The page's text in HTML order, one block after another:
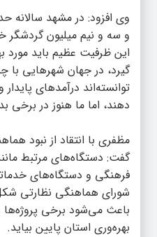
و سه و نیم میلیون گردشگر
این ظرفیت عظیم باید مورد
گیرد، در جهان شهرهایی
توانسته‌اند درآمدهای پایدار
دهند، اما ما هنوز در برخی
مظفری با انتقاد از نبود
گفت: دستگاه‌های مرتبط
فرهنگی و دستگاه‌های
شورای هماهنگی نظارتی
باعث می‌شود برخی پروژه‌ها
بهره‌وری استان پایین بیاید.